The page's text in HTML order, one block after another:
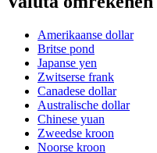
Amerikaanse dollar
Britse pond
Japanse yen
Zwitserse frank
Canadese dollar
Australische dollar
Chinese yuan
Zweedse kroon
Noorse kroon